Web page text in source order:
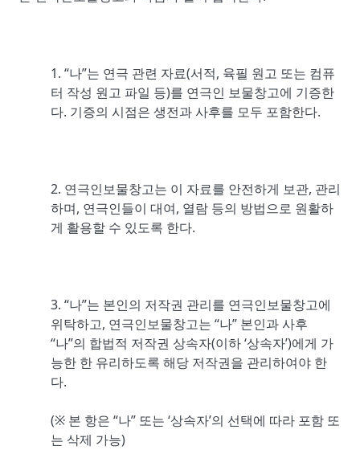
1. “나”는 연극 관련 자료(서적, 육필 원고 또는 컴퓨
터 작성 원고 파일 등)를 연극인 보물창고에 기증한
다. 기증의 시점은 생전과 사후를 모두 포함한다.
2. 연극인보물창고는 이 자료를 안전하게 보관, 관리
하며, 연극인들이 대여, 열람 등의 방법으로 원활하
게 활용할 수 있도록 한다.
3. “나”는 본인의 저작권 관리를 연극인보물창고에
위탁하고, 연극인보물창고는 “나” 본인과 사후
“나”의 합법적 저작권 상속자(이하 ‘상속자’)에게 가
능한 한 유리하도록 해당 저작권을 관리하여야 한
다.
(※ 본 항은 “나” 또는 ‘상속자’의 선택에 따라 포함 또
는 삭제 가능)